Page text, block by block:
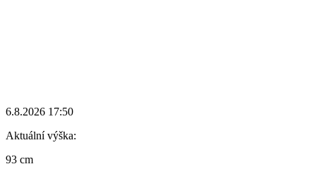
6.8.2026 17:50
Aktuální výška:
93 cm